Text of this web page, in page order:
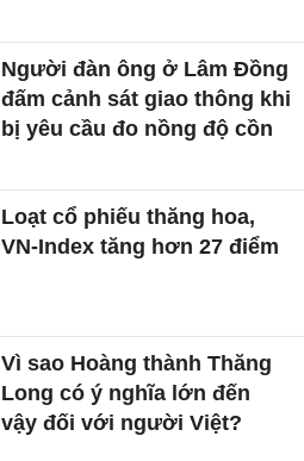
Người đàn ông ở Lâm Đồng
đấm cảnh sát giao thông khi
bị yêu cầu đo nồng độ cồn
Loạt cổ phiếu thăng hoa,
VN-Index tăng hơn 27 điểm
Vì sao Hoàng thành Thăng
Long có ý nghĩa lớn đến
vậy đối với người Việt?